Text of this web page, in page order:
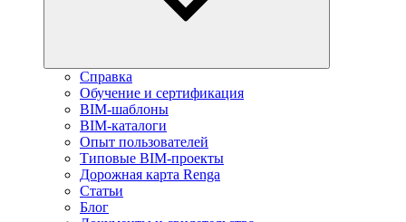
Справка
Обучение и сертификация
BIM-шаблоны
BIM-каталоги
Опыт пользователей
Типовые BIM-проекты
Дорожная карта Renga
Статьи
Блог